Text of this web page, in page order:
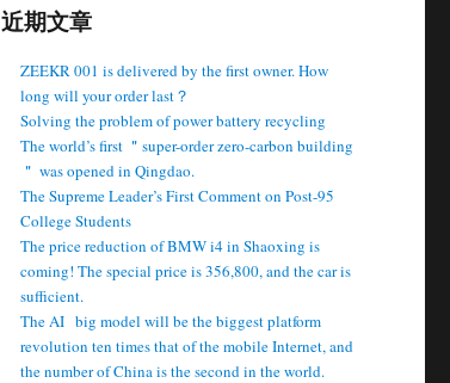
近期文章
ZEEKR 001 is delivered by the first owner. How
long will your order last？
Solving the problem of power battery recycling
The world’s first ＂super-order zero-carbon building
＂ was opened in Qingdao.
The Supreme Leader’s First Comment on Post-95
College Students
The price reduction of BMW i4 in Shaoxing is
coming! The special price is 356,800, and the car is
sufficient.
The AI ​ ​ big model will be the biggest platform
revolution ten times that of the mobile Internet, and
the number of China is the second in the world.